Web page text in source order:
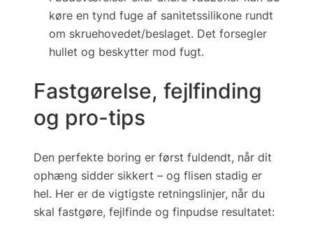
køre en tynd fuge af sanitets­silikone rundt
om skruehovedet/beslaget. Det forsegler
hullet og beskytter mod fugt.
Fastgørelse, fejlfinding
og pro-tips
Den perfekte boring er først fuldendt, når dit
ophæng sidder sikkert – og flisen stadig er
hel. Her er de vigtigste retningslinjer, når du
skal fastgøre, fejlfinde og finpudse resultatet: